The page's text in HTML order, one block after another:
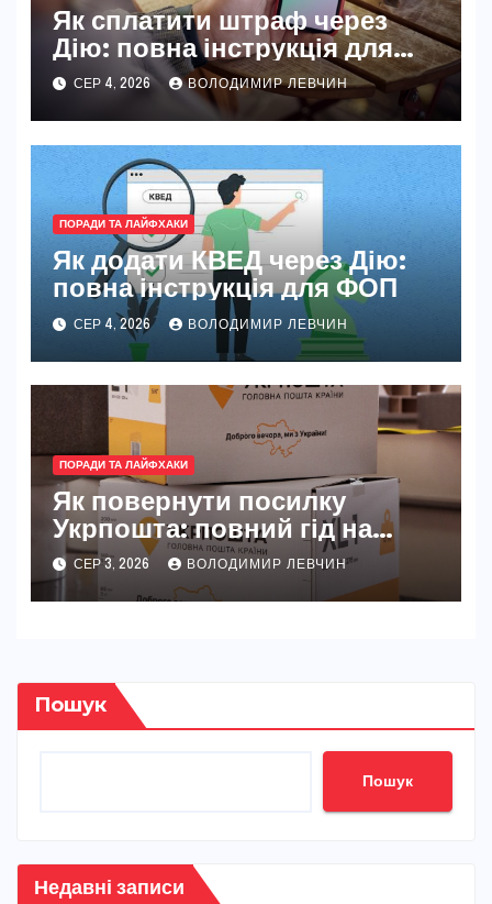
Як сплатити штраф через
Дію: повна інструкція для
новачків і досвідчених
СЕР 4, 2026 ВОЛОДИМИР ЛЕВЧИН
ПОРАДИ ТА ЛАЙФХАКИ
Як додати КВЕД через Дію:
повна інструкція для ФОП
СЕР 4, 2026 ВОЛОДИМИР ЛЕВЧИН
ПОРАДИ ТА ЛАЙФХАКИ
Як повернути посилку
Укрпошта: повний гід на
2026 рік
СЕР 3, 2026 ВОЛОДИМИР ЛЕВЧИН
Пошук
Пошук
Недавні записи